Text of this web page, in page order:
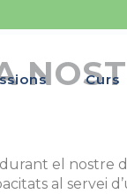
Curs
el nostre
al servei